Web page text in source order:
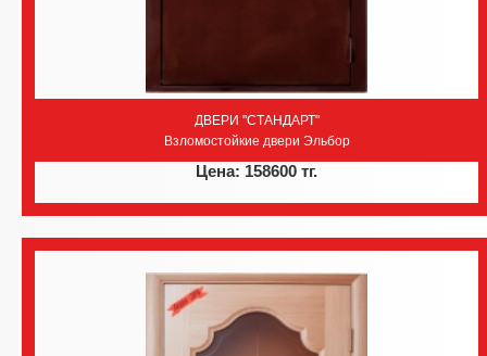
ДВЕРИ "СТАНДАРТ"
Взломостойкие двери Эльбор
Цена: 158600 тг.